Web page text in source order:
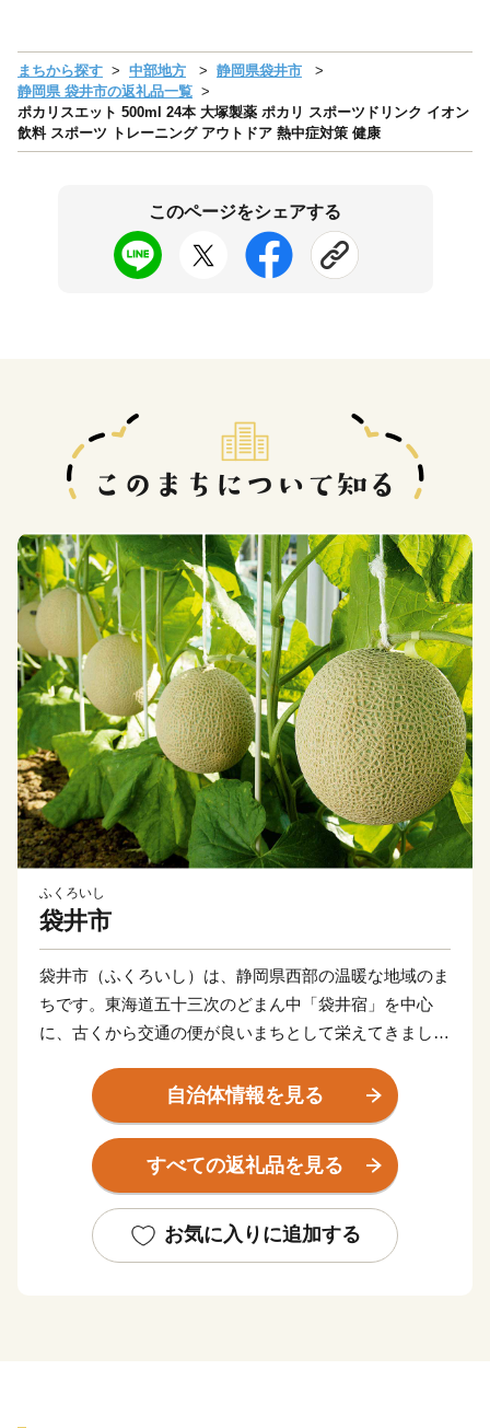
まちから探す 中部地方
静岡県袋井市
静岡県 袋井市の返礼品一覧
ポカリスエット 500ml 24本 大塚製薬 ポカリ スポーツドリンク イオン
飲料 スポーツ トレーニング アウトドア 熱中症対策 健康
このページをシェアする
ふくろいし
袋井市
袋井市（ふくろいし）は、静岡県西部の温暖な地域のま
ちです。東海道五十三次のどまん中「袋井宿」を中心
に、古くから交通の便が良いまちとして栄えてきまし
ロン」や風味豊かな緑茶の産地としても有名です。豊か
な自然と古い歴史に恵まれた袋井市。「活力と創造で
未来を先取る 日本一健康文化都市 ふくろい」の挑戦
へのご声援をよろしくお願いします。
自治体情報を見る
すべての返礼品を見る
お気に入りに追加する